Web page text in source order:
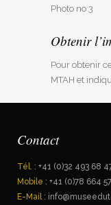
Photo no 3
Obtenir
Pour obtenir
MTAH et
Contact
Tél.
: +41 (0)32 493 68
Mobile : +41 (0)78 664
E-Mail :